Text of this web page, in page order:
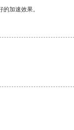
加速效果。